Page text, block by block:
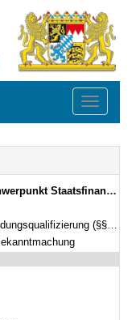
Toggle
2011 (GVBl. S. 579) BayRS 2038-3-5-6-F (§§ 1–61)
(§§ 44–48)